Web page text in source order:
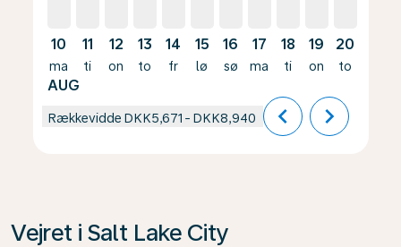
10
ma
AUG
11
ti
12
on
13
to
14
fr
15
lø
16
sø
17
ma
18
ti
19
on
20
to
Rækkevidde DKK5,671 - DKK8,940 chevron_left chevron_right
Vejret i Salt Lake City